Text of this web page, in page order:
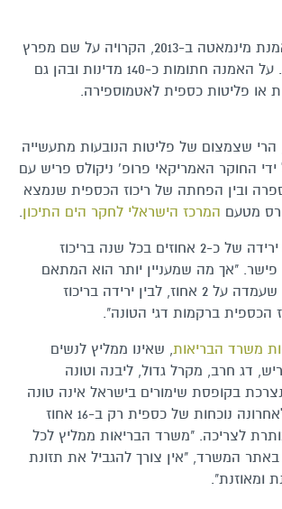
סכנה בריאותית זו הובילה לצעדים גלובליים שהגיעו לשיאם בחתימה על אמנת מינמאטה ב-2013, הקרויה על שם מפרץ
מינמאטה ביפן שבו אירע אירוע זיהום כספית חמור שפגע בתושבי המפרץ. על האמנה חתומות כ-140 מדינות ובהן גם
או פליטות כספית לאטמוספירה.
שצמצום של פליטות הנובעות מתעשייה
החוקר האמריקאי פרופ' ניקולס פריש עם
ובין הפחתה של ריכוז הכספית שנמצא
מטעם המרכז הישראלי לחקר הים התיכון.
"במסגרת המחקר בדקנו כ-1,300 דגי טונה שנידוגו בין 2004 ל-2012 ומצאנו ירידה של כ-2 אחוזים בכל שנה בריכוז
כוללת של כ-19 אחוז במשך 9 שנים", מסביר פישר. "אך מה שמעניין יותר הוא המתאם
שנמצא בין ההפחתה בפליטות הכספית של ארצות הברית באותן השנים, שעמדה על 2 אחוז, לבין ירידה בריכוז
הכספית ברקמות דגי הטונה".
משרד הבריאות, שאינו ממליץ לנשים
דג חרב, מקרל גדול, ליבנה וטונה
בקופסת שימורים בישראל אינה טונה
אלבקור אלא טונה בהירה, והיא נמצאת בפיקוח משרד הבריאות, שמצא לאחרונה נוכחות של כספית רק ב-16 אחוז
לצריכה. "משרד הבריאות ממליץ לכל
באתר המשרד, "אין צורך להגביל את תזונת
ומאוזנת".